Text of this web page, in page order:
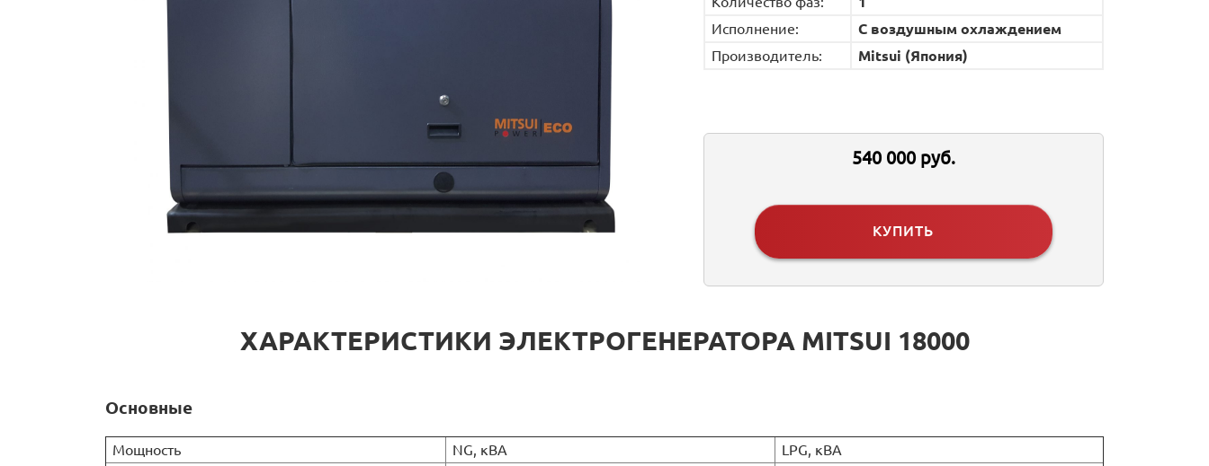
Исполнение:
С воздушным охлаждением
Производитель:
Mitsui (Япония)
540 000 руб.
КУПИТЬ
ХАРАКТЕРИСТИКИ ЭЛЕКТРОГЕНЕРАТОРА MITSUI 18000
Основные
Мощность NG, кВА
LPG, кВА